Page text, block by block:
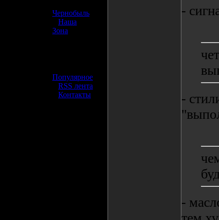
Чернобыль
Наша
Зона
Популярное
RSS лента
Контакты
-
-
-